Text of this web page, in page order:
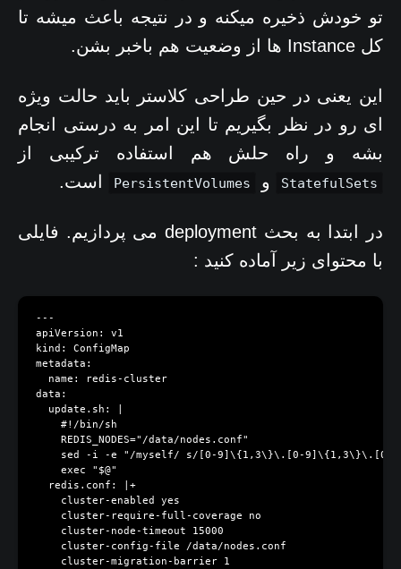
تو خودش ذخیره میکنه و در نتیجه باعث میشه تا
کل Instance ها از وضعیت هم باخبر بشن.
این یعنی در حین طراحی کلاستر باید حالت ویژه
ای رو در نظر بگیریم تا این امر به درستی انجام
بشه و راه حلش هم استفاده ترکیبی از
StatefulSets و PersistentVolumes است.
در ابتدا به بحث deployment می پردازیم. فایلی
با محتوای زیر آماده کنید :
---
apiVersion: v1
kind: ConfigMap
metadata:
  name: redis-cluster
data:
  update.sh: |
    #!/bin/sh
    REDIS_NODES="/data/nodes.conf"
sed -i -e "/myself/ s/[0-9]\{1,3\}\.[0-
    exec "$@"
  redis.conf: |+
    cluster-enabled yes
    cluster-require-full-coverage no
    cluster-node-timeout 15000
    cluster-config-file /data/nodes.conf
    cluster-migration-barrier 1